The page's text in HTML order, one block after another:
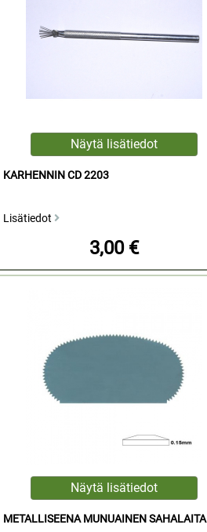
KARHENNIN CD 2203
Lisätiedot
3,00 €
METALLISEENA MUNUAINEN SAHALAITA